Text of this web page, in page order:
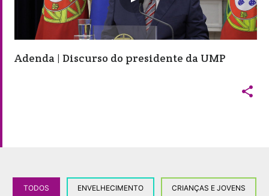
Adenda | Discurso do presidente da UMP

TODOS ENVELHECIMENTO CRIANÇAS E JOVENS